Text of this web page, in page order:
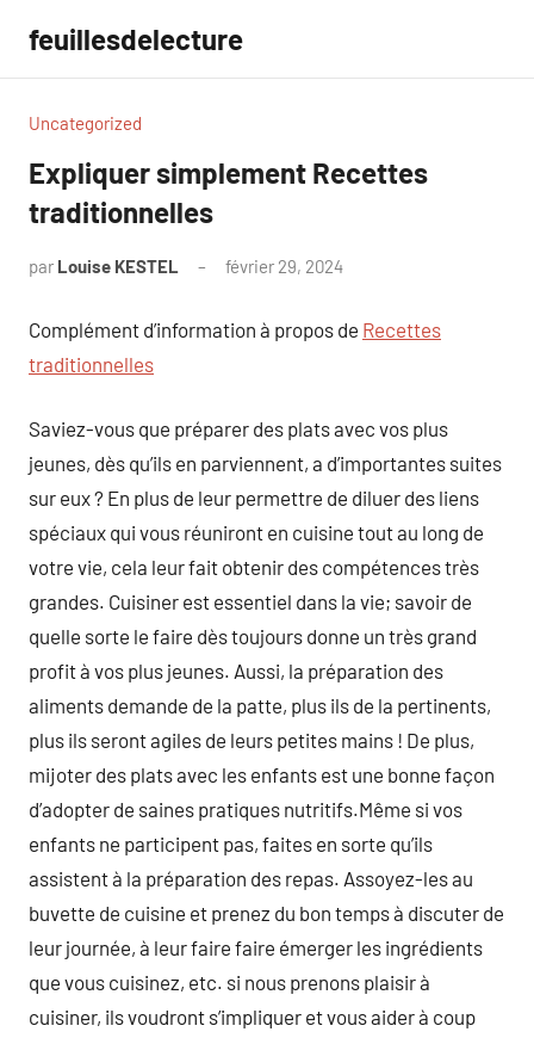
contenu
feuillesdelecture
Uncategorized
Expliquer simplement Recettes
traditionnelles
par Louise KESTEL février 29, 2024
Complément d’information à propos de Recettes
traditionnelles
Saviez-vous que préparer des plats avec vos plus
jeunes, dès qu’ils en parviennent, a d’importantes suites
sur eux ? En plus de leur permettre de diluer des liens
spéciaux qui vous réuniront en cuisine tout au long de
votre vie, cela leur fait obtenir des compétences très
grandes. Cuisiner est essentiel dans la vie; savoir de
quelle sorte le faire dès toujours donne un très grand
profit à vos plus jeunes. Aussi, la préparation des
aliments demande de la patte, plus ils de la pertinents,
plus ils seront agiles de leurs petites mains ! De plus,
mijoter des plats avec les enfants est une bonne façon
d’adopter de saines pratiques nutritifs.Même si vos
enfants ne participent pas, faites en sorte qu’ils
assistent à la préparation des repas. Assoyez-les au
buvette de cuisine et prenez du bon temps à discuter de
leur journée, à leur faire faire émerger les ingrédients
que vous cuisinez, etc. si nous prenons plaisir à
cuisiner, ils voudront s’impliquer et vous aider à coup